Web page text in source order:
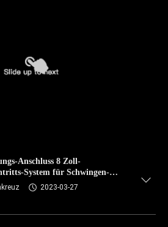
Anschluss 8 Zoll-
System für Schwingen-
2023-03-27